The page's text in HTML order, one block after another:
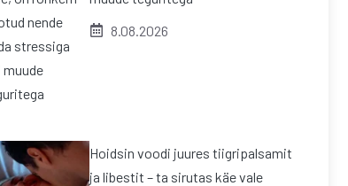
8.08.2026
Hoidsin voodi juures tiigripalsamit
ja libestit – ta sirutas käe vale